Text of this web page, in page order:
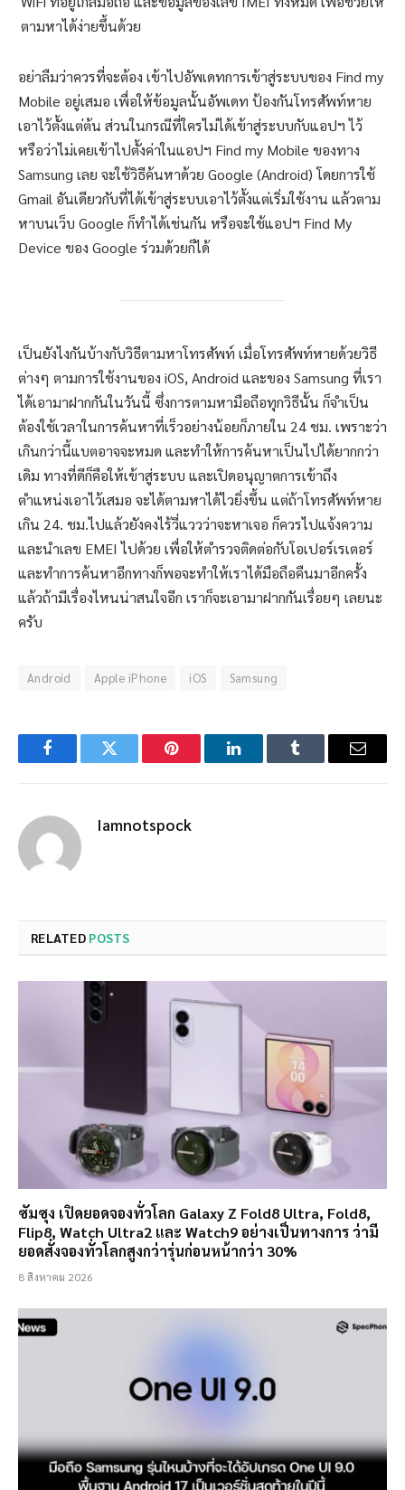
ตามหาได้ง่ายขึ้นด้วย
อย่าลืมว่าควรที่จะต้อง เข้าไปอัพเดทการเข้าสู่ระบบของ Find my
Mobile อยู่เสมอ เพื่อให้ข้อมูลนั้นอัพเดท ป้องกันโทรศัพท์หาย
เอาไว้ตั้งแต่ต้น ส่วนในกรณีที่ใครไม่ได้เข้าสู่ระบบกับแอปฯ ไว้
หรือว่าไม่เคยเข้าไปตั้งค่าในแอปฯ Find my Mobile ของทาง
Samsung เลย จะใช้วิธีค้นหาด้วย Google (Android) โดยการใช้
Gmail อันเดียวกับที่ได้เข้าสู่ระบบเอาไว้ตั้งแต่เริ่มใช้งาน แล้วตาม
หาบนเว็บ Google ก็ทำได้เช่นกัน หรือจะใช้แอปฯ Find My
Device ของ Google ร่วมด้วยก็ได้
เป็นยังไงกันบ้างกับวิธีตามหาโทรศัพท์ เมื่อโทรศัพท์หายด้วยวิธี
ต่างๆ ตามการใช้งานของ iOS, Android และของ Samsung ที่เรา
ได้เอามาฝากกันในวันนี้ ซึ่งการตามหามือถือทุกวิธีนั้น ก็จำเป็น
ต้องใช้เวลาในการค้นหาที่เร็วอย่างน้อยก็ภายใน 24 ชม. เพราะว่า
เกินกว่านี้แบตอาจจะหมด และทำให้การค้นหาเป็นไปได้ยากกว่า
เดิม ทางที่ดีก็คือให้เข้าสู่ระบบ และเปิดอนุญาตการเข้าถึง
ตำแหน่งเอาไว้เสมอ จะได้ตามหาได้ไวยิ่งขึ้น แต่ถ้าโทรศัพท์หาย
เกิน 24. ชม.ไปแล้วยังคงไร้วี่แววว่าจะหาเจอ ก็ควรไปแจ้งความ
และนำเลข EMEI ไปด้วย เพื่อให้ตำรวจติดต่อกับโอเปอร์เรเตอร์
และทำการค้นหาอีกทางก็พอจะทำให้เราได้มือถือคืนมาอีกครั้ง
แล้วถ้ามีเรื่องไหนน่าสนใจอีก เราก็จะเอามาฝากกันเรื่อยๆ เลยนะ
ครับ
Android Apple iPhone iOS Samsung
FacebookTwitter Pinterest LinkedInTumblr Email
Iamnotspock
RELATED POSTS
ซัมซุง เปิดยอดจองทั่วโลก Galaxy Z Fold8 Ultra, Fold8,
Flip8, Watch Ultra2 และ Watch9 อย่างเป็นทางการ ว่ามี
ยอดสั่งจองทั่วโลกสูงกว่ารุ่นก่อนหน้ากว่า 30%
8 สิงหาคม 2026